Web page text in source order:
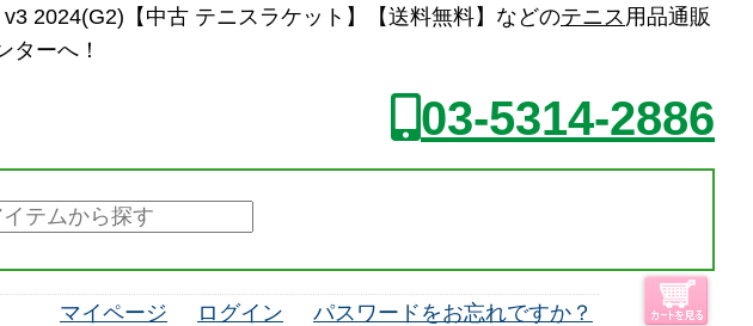
2024(G2)【中古 テニスラケット】【送料無料】などのテニス用品通販
ターへ！
03-5314-2886
マイページ
ログイン
パスワードをお忘れですか？